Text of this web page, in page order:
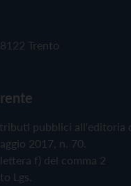
Trento
pubblici all'editoria
2017, n. 70.
f) del comma 2
Lgs.